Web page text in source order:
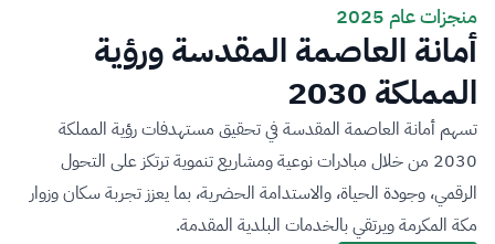
منجزات عام 2025
أمانة العاصمة المقدسة ورؤية
المملكة 2030
تسهم أمانة العاصمة المقدسة في تحقيق مستهدفات رؤية المملكة
2030 من خلال مبادرات نوعية ومشاريع تنموية ترتكز على التحول
الرقمي، وجودة الحياة، والاستدامة الحضرية، بما يعزز تجربة سكان وزوار
مكة المكرمة ويرتقي بالخدمات البلدية المقدمة.